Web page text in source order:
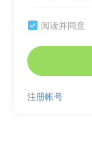
 阅读并同意
注册帐号